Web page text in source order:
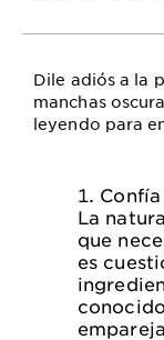
Dile adiós a la
manchas
leyendo para
La
que
es